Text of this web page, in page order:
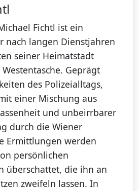
Fichtl ist ein
nach langen Dienstjahren
seiner Heimatstadt
Geprägt
des Polizeialltags,
einer Mischung aus
und unbeirrbarer
durch die Wiener
Ermittlungen werden
persönlichen
überschattet, die ihn an
zweifeln lassen. In